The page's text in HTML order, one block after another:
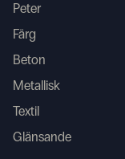
Peter
Färg
Beton
Metallisk
Textil
Glänsande